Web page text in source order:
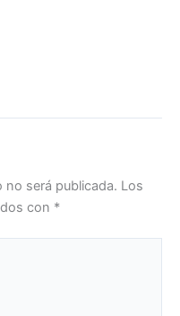
no será publicada. Los
con *